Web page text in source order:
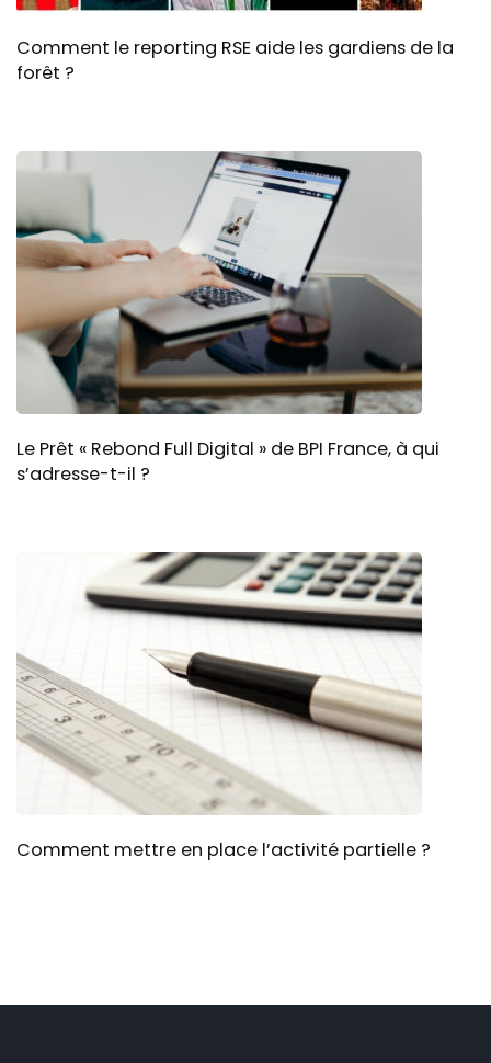
Comment le reporting RSE aide les gardiens de la
forêt ?
Le Prêt « Rebond Full Digital » de BPI France, à qui
s’adresse-t-il ?
Comment mettre en place l’activité partielle ?